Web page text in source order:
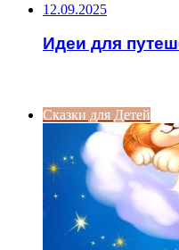
12.09.2025
Идеи для
Сказки для Детей